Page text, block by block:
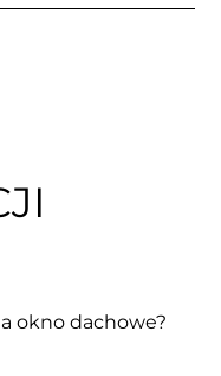
okno dachowe?